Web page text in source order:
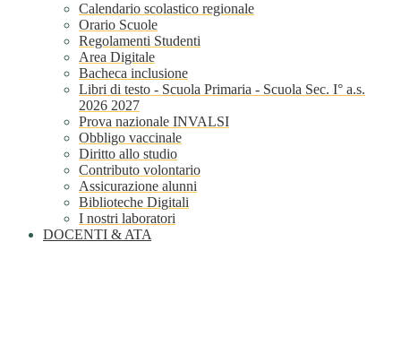
Calendario scolastico regionale
Orario Scuole
Regolamenti Studenti
Area Digitale
Bacheca inclusione
Libri di testo - Scuola Primaria - Scuola Sec. I° a.s.
2026 2027
Prova nazionale INVALSI
Obbligo vaccinale
Diritto allo studio
Contributo volontario
Assicurazione alunni
Biblioteche Digitali
I nostri laboratori
DOCENTI & ATA